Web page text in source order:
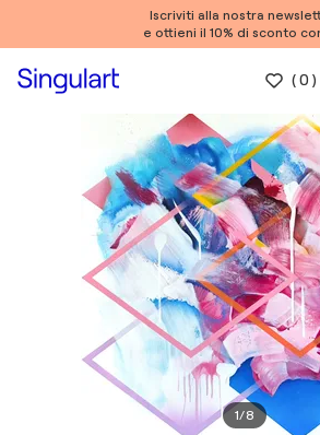
Iscriviti alla nostra
e ottieni il 10% di sconto
(0 )
1/8